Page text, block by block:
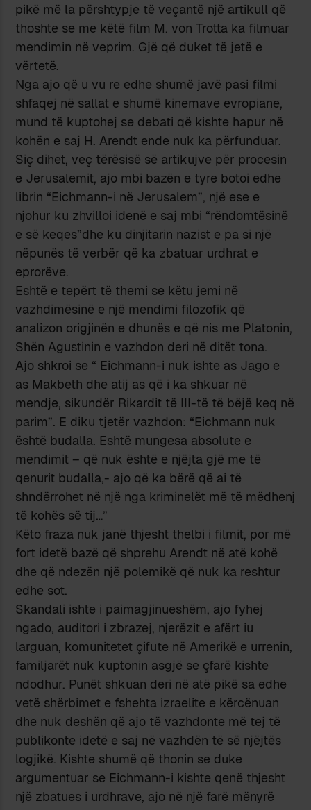
pikë më la përshtypje të veçantë një artikull që
thoshte se me këtë film M. von Trotta ka filmuar
mendimin në veprim. Gjë që duket të jetë e
vërtetë.
Nga ajo që u vu re edhe shumë javë pasi filmi
shfaqej në sallat e shumë kinemave evropiane,
mund të kuptohej se debati që kishte hapur në
kohën e saj H. Arendt ende nuk ka përfunduar.
Siç dihet, veç tërësisë së artikujve për procesin
e Jerusalemit, ajo mbi bazën e tyre botoi edhe
librin “Eichmann-i në Jerusalem”, një ese e
njohur ku zhvilloi idenë e saj mbi “rëndomtësinë
e së keqes”dhe ku dinjitarin nazist e pa si një
nëpunës të verbër që ka zbatuar urdhrat e
eprorëve.
Eshtë e tepërt të themi se këtu jemi në
vazhdimësinë e një mendimi filozofik që
analizon origjinën e dhunës e që nis me Platonin,
Shën Agustinin e vazhdon deri në ditët tona.
Ajo shkroi se “ Eichmann-i nuk ishte as Jago e
as Makbeth dhe atij as që i ka shkuar në
mendje, sikundër Rikardit të III-të të bëjë keq në
parim”. E diku tjetër vazhdon: “Eichmann nuk
është budalla. Eshtë mungesa absolute e
mendimit – që nuk është e njëjta gjë me të
qenurit budalla,- ajo që ka bërë që ai të
shndërrohet në një nga kriminelët më të mëdhenj
të kohës së tij…”
Këto fraza nuk janë thjesht thelbi i filmit, por më
fort idetë bazë që shprehu Arendt në atë kohë
dhe që ndezën një polemikë që nuk ka reshtur
edhe sot.
Skandali ishte i paimagjinueshëm, ajo fyhej
ngado, auditori i zbrazej, njerëzit e afërt iu
larguan, komunitetet çifute në Amerikë e urrenin,
familjarët nuk kuptonin asgjë se çfarë kishte
ndodhur. Punët shkuan deri në atë pikë sa edhe
vetë shërbimet e fshehta izraelite e kërcënuan
dhe nuk deshën që ajo të vazhdonte më tej të
publikonte idetë e saj në vazhdën të së njëjtës
logjikë. Kishte shumë që thonin se duke
argumentuar se Eichmann-i kishte qenë thjesht
një zbatues i urdhrave, ajo në një farë mënyrë